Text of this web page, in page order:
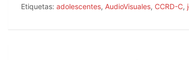
c
a
a
Etiquetas: adolescentes, AudioVisuales, CCRD-C,